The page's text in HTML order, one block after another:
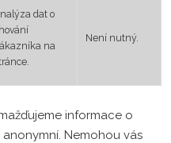
dat o
na
Není nutný.
informace o
Nemohou vás